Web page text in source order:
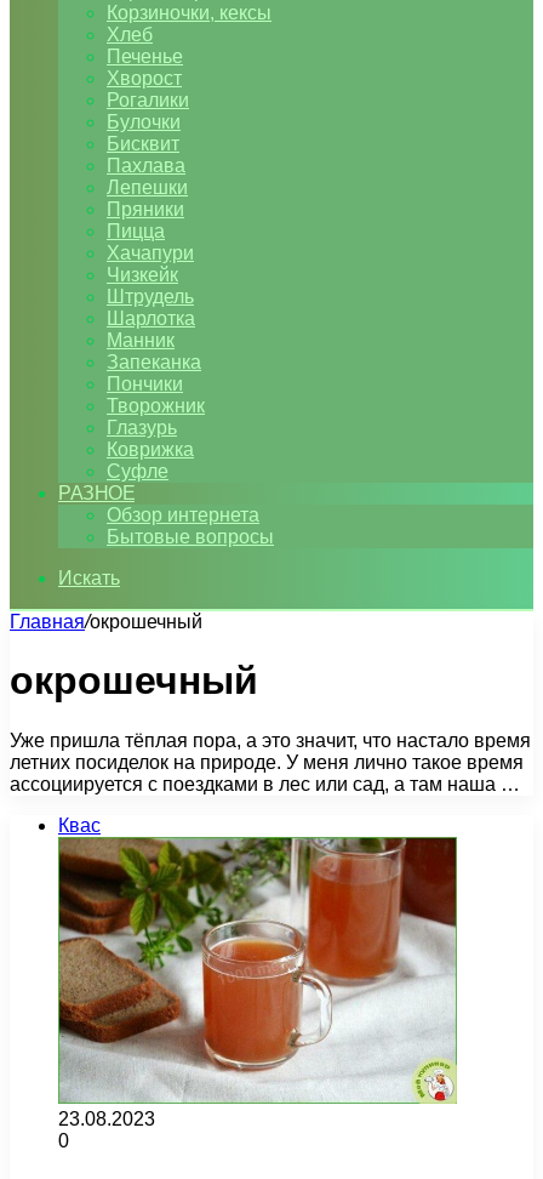
Корзиночки, кексы
Хлеб
Печенье
Хворост
Рогалики
Булочки
Бисквит
Пахлава
Лепешки
Пряники
Пицца
Хачапури
Чизкейк
Штрудель
Шарлотка
Манник
Запеканка
Пончики
Творожник
Глазурь
Коврижка
Суфле
РАЗНОЕ
Обзор интернета
Бытовые вопросы
Искать
Главная/окрошечный
окрошечный
Уже пришла тёплая пора, а это значит, что настало время
летних посиделок на природе. У меня лично такое время
ассоциируется с поездками в лес или сад, а там наша …
Квас
23.08.2023
0